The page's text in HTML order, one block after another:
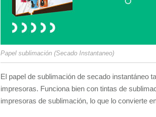
Papel sublimación (Secado Instantaneo)
El papel de sublimación de secado instantáneo
impresoras. Funciona bien con tintas de
impresoras de sublimación, lo que lo convierte